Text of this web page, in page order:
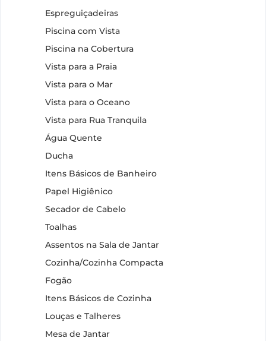
Espreguiçadeiras
Piscina com Vista
Piscina na Cobertura
Vista para a Praia
Vista para o Mar
Vista para o Oceano
Vista para Rua Tranquila
Água Quente
Ducha
Itens Básicos de Banheiro
Papel Higiênico
Secador de Cabelo
Toalhas
Assentos na Sala de Jantar
Cozinha/Cozinha Compacta
Fogão
Itens Básicos de Cozinha
Louças e Talheres
Mesa de Jantar